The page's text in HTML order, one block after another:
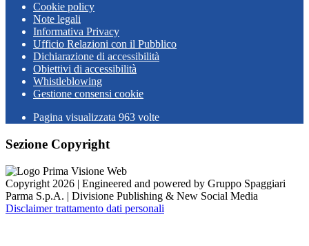
Cookie policy
Note legali
Informativa Privacy
Ufficio Relazioni con il Pubblico
Dichiarazione di accessibilità
Obiettivi di accessibilità
Whistleblowing
Gestione consensi cookie
Pagina visualizzata 963 volte
Sezione Copyright
Copyright 2026 | Engineered and powered by Gruppo Spaggiari
Parma S.p.A. | Divisione Publishing & New Social Media
Disclaimer trattamento dati personali